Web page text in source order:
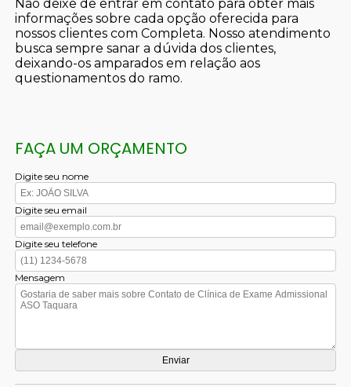
Não deixe de entrar em contato para obter mais
informações sobre cada opção oferecida para
nossos clientes com Completa. Nosso atendimento
busca sempre sanar a dúvida dos clientes,
deixando-os amparados em relação aos
questionamentos do ramo.
FAÇA UM ORÇAMENTO
Digite seu nome
Digite seu email
Digite seu telefone
Mensagem